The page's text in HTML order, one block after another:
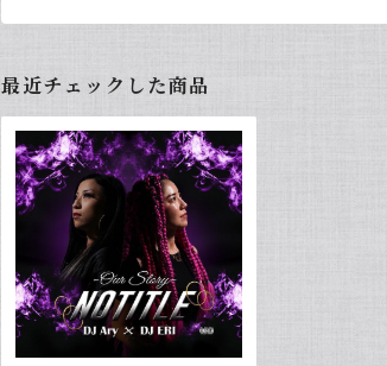
最近チェックした商品